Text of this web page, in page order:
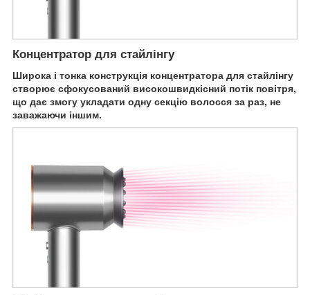
Концентратор для стайлінгу
Широка і тонка конструкція концентратора для стайлінгу
створює сфокусований високошвидкісний потік повітря,
що дає змогу укладати одну секцію волосся за раз, не
заважаючи іншим.